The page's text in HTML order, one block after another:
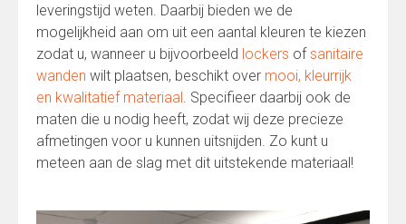
leveringstijd weten. Daarbij bieden we de
mogelijkheid aan om uit een aantal kleuren te kiezen
zodat u, wanneer u bijvoorbeeld lockers ofsanitaire
wanden wilt plaatsen, beschikt over mooi, kleurrijk
en kwalitatief materiaal. Specifieer daarbij ook de
maten die u nodig heeft, zodat wij deze precieze
afmetingen voor u kunnen uitsnijden. Zo kunt u
meteen aan de slag met dit uitstekende materiaal!